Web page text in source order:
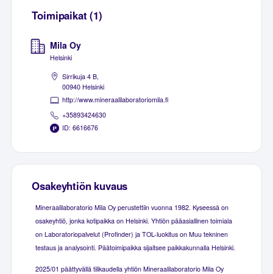
Toimipaikat (1)
Mila Oy
Helsinki
Sirrikuja 4 B,
00940 Helsinki
http://www.mineraalilaboratoriomila.fi
+35893424630
ID: 6616676
Osakeyhtiön kuvaus
Mineraalilaboratorio Mila Oy perustettiin vuonna 1982. Kyseessä on
osakeyhtiö, jonka kotipaikka on Helsinki. Yhtiön pääasiallinen toimiala
on Laboratoriopalvelut (Profinder) ja TOL-luokitus on Muu tekninen
testaus ja analysointi. Päätoimipaikka sijaitsee paikkakunnalla Helsinki.
2025/01 päättyvällä tilikaudella yhtiön Mineraalilaboratorio Mila Oy